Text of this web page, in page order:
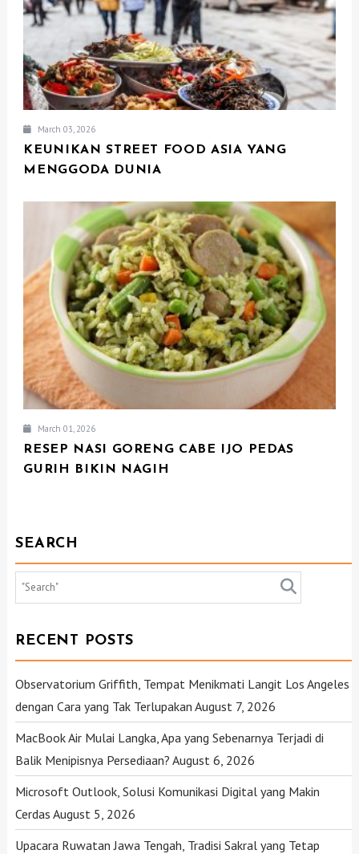
March 03, 2026
KEUNIKAN STREET FOOD ASIA YANG
MENGGODA DUNIA
March 01, 2026
RESEP NASI GORENG CABE IJO PEDAS
GURIH BIKIN NAGIH
SEARCH
RECENT POSTS
Observatorium Griffith, Tempat Menikmati Langit Los Angeles
dengan Cara yang Tak Terlupakan August 7, 2026
MacBook Air Mulai Langka, Apa yang Sebenarnya Terjadi di
Balik Menipisnya Persediaan? August 6, 2026
Microsoft Outlook, Solusi Komunikasi Digital yang Makin
Cerdas August 5, 2026
Upacara Ruwatan Jawa Tengah, Tradisi Sakral yang Tetap